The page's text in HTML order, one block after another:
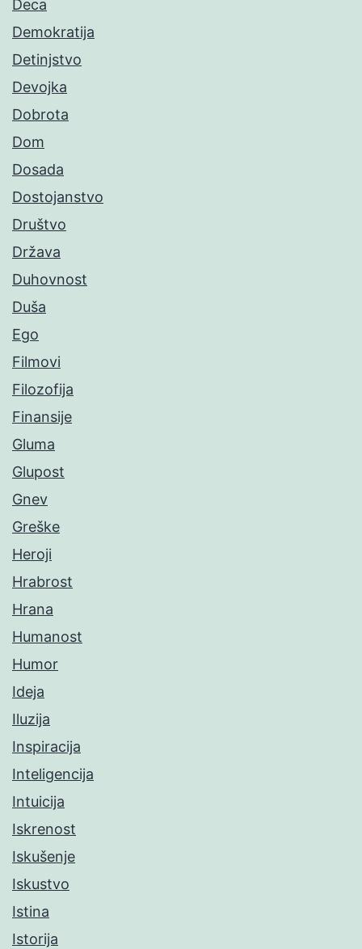
Deca
Demokratija
Detinjstvo
Devojka
Dobrota
Dom
Dosada
Dostojanstvo
Društvo
Država
Duhovnost
Duša
Ego
Filmovi
Filozofija
Finansije
Gluma
Glupost
Gnev
Greške
Heroji
Hrabrost
Hrana
Humanost
Humor
Ideja
Iluzija
Inspiracija
Inteligencija
Intuicija
Iskrenost
Iskušenje
Iskustvo
Istina
Istorija